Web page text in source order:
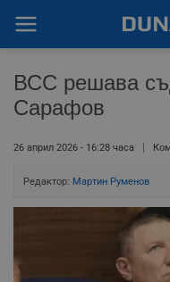
ВСС решава
Сарафов
26 април 2026 - 16:28 часа
Редактор: Мартин Руменов